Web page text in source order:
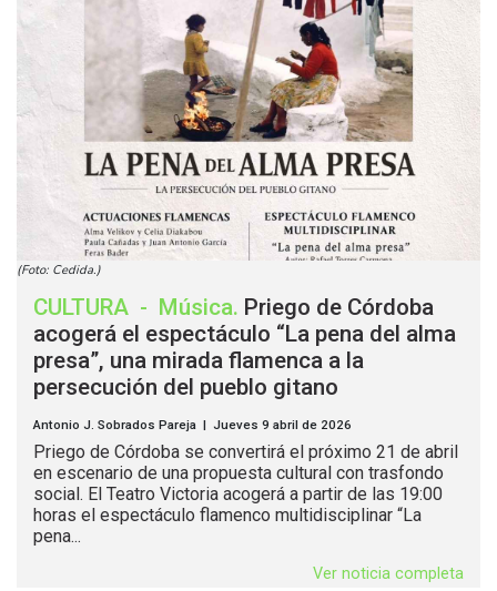
(Foto: Cedida.)
CULTURA - Música. Priego de Córdoba
acogerá el espectáculo “La pena del alma
presa”, una mirada flamenca a la
persecución del pueblo gitano
Antonio J. Sobrados Pareja | Jueves 9 abril de 2026
Priego de Córdoba se convertirá el próximo 21 de abril
en escenario de una propuesta cultural con trasfondo
social. El Teatro Victoria acogerá a partir de las 19:00
horas el espectáculo flamenco multidisciplinar “La
pena...
Ver noticia completa